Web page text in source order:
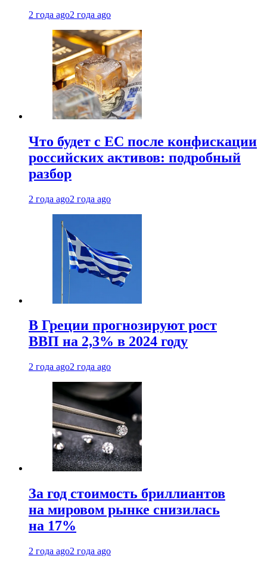
2 года ago2 года ago
Что будет с ЕС после конфискации
российских активов: подробный
разбор
2 года ago2 года ago
В Греции прогнозируют рост
ВВП на 2,3% в 2024 году
2 года ago2 года ago
За год стоимость бриллиантов
на мировом рынке снизилась
на 17%
2 года ago2 года ago